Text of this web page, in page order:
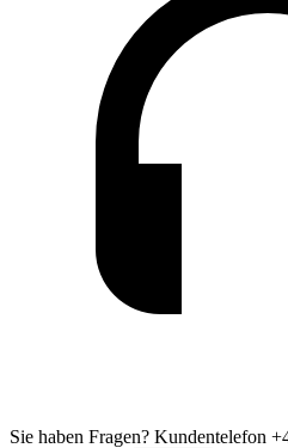
Sie haben Fragen? Kundentelefon